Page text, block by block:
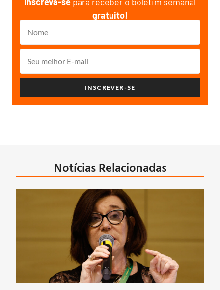
gratuito!
INSCREVER-SE
Notícias Relacionadas